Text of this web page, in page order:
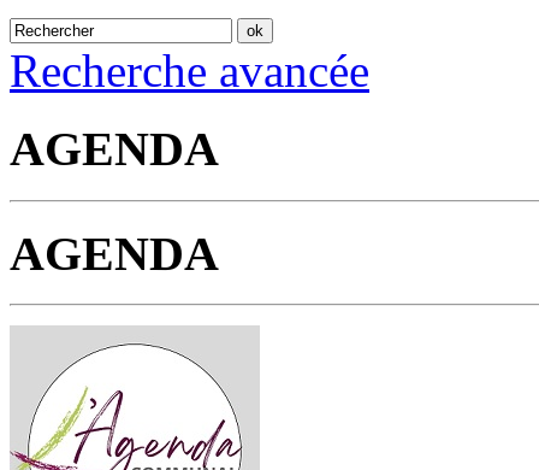
Recherche avancée
AGENDA
AGENDA